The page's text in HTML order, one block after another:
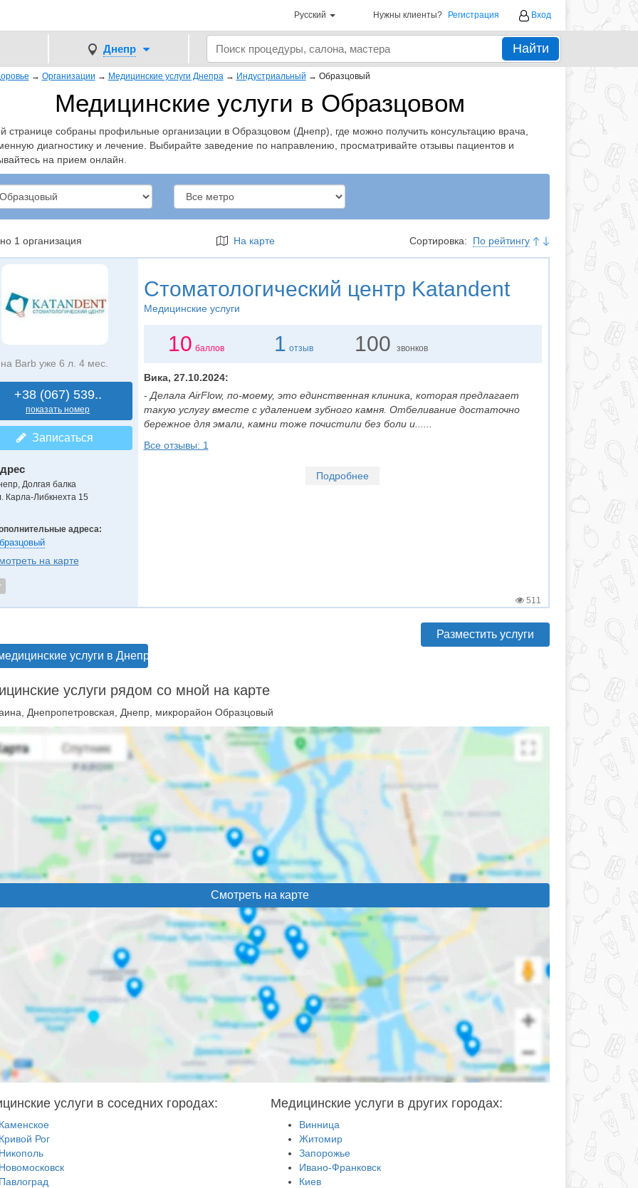
Русский Нужны клиенты? Регистрация Вход
Днепр Найти
→ Организации → Медицинские услуги Днепра → Индустриальный → Образцовый
Медицинские услуги в Образцовом
странице собраны профильные организации в Образцовом (Днепр), где можно получить консультацию врача,
диагностику и лечение. Выбирайте заведение по направлению, просматривайте отзывы пациентов и
на прием онлайн.
1 организация На карте Сортировка: По рейтингу
на Barb уже 6 л. 4 мес.
+38 (067) 539..
показать номер
Записаться
Долгая балка
Карла-Либкнехта 15
адреса:
на карте
Стоматологический центр Katandent
Медицинские услуги
10 баллов 1 отзыв 100 звонков
Вика, 27.10.2024:
- Делала AirFlow, по-моему, это единственная клиника, которая предлагает
такую услугу вместе с удалением зубного камня. Отбеливание достаточно
бережное для эмали, камни тоже почистили без боли и......
Все отзывы: 1
Подробнее
511
услуги в Днепре
Разместить услуги
услуги рядом со мной на карте
Днепропетровская, Днепр, микрорайон Образцовый
Смотреть на карте
услуги в соседних городах:
Рог
Медицинские услуги в других городах:
Винница
Житомир
Запорожье
Ивано-Франковск
Киев